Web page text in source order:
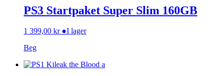
PS3 Startpaket Super Slim 160GB
1 399,00 kr ●I lager
Beg